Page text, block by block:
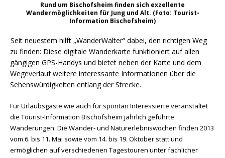
Rund um Bischofsheim finden sich exzellente
Wandermöglichkeiten für Jung und Alt. (Foto: Tourist-
Information Bischofsheim)
Seit neuestem hilft „WanderWalter“ dabei, den richtigen Weg
zu finden: Diese digitale Wanderkarte funktioniert auf allen
gängigen GPS-Handys und bietet neben der Karte und dem
Wegeverlauf weitere interessante Informationen über die
Sehenswürdigkeiten entlang der Strecke.
Für Urlaubsgäste wie auch für spontan Interessierte veranstaltet
die Tourist-Information Bischofsheim jährlich geführte
Wanderungen: Die Wander- und Naturerlebniswochen finden 2013
vom 6. bis 11. Mai sowie vom 14. bis 19. Oktober statt und
ermöglichen auf verschiedenen Tagestouren unter fachlicher